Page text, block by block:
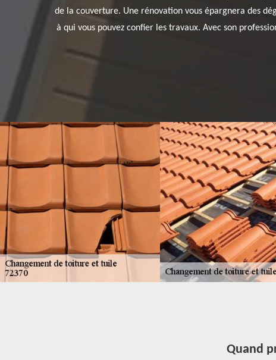
de la couverture. Une rénovation vous épargnera des
à qui vous pouvez confier les travaux. Avec son
Quand